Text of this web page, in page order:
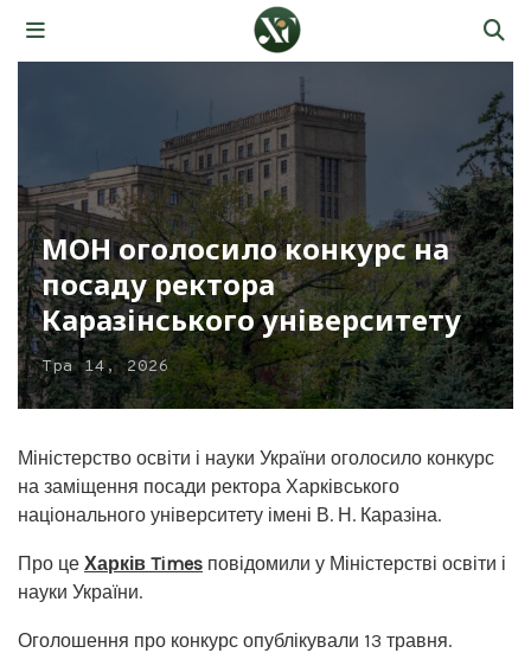
МОН оголосило конкурс на
посаду ректора
Каразінського університету
Тра 14, 2026
Міністерство освіти і науки України оголосило конкурс
на заміщення посади ректора Харківського
національного університету імені В. Н. Каразіна.
Про це Харків Times повідомили у Міністерстві освіти і
науки України.
Оголошення про конкурс опублікували 13 травня.